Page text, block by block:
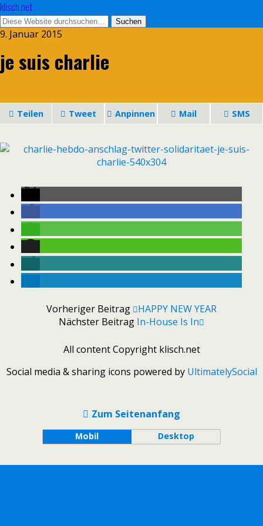
klisch.net
9. Januar 2015
je suis charlie
Teilen Tweet Anpinnen Mail SMS
Vorheriger Beitrag
HAPPY NEW YEAR
Nächster Beitrag In-House Is In
All content Copyright klisch.net
Social media & sharing icons powered by UltimatelySocial
Zum Seitenanfang
Mobil Desktop